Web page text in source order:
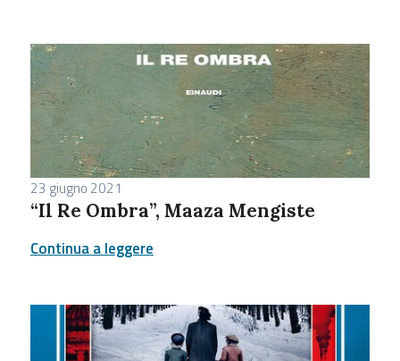
23 giugno 2021
“Il Re Ombra”, Maaza Mengiste
Continua a leggere